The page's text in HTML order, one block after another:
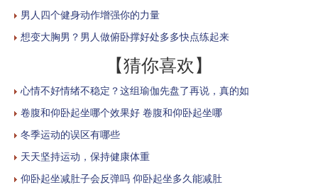
男人四个健身动作增强你的力量
想变大胸男？男人做俯卧撑好处多多快点练起来
【猜你喜欢】
心情不好情绪不稳定？这组瑜伽先盘了再说，真的如
卷腹和仰卧起坐哪个效果好 卷腹和仰卧起坐哪
冬季运动的误区有哪些
天天坚持运动，保持健康体重
仰卧起坐减肚子会反弹吗 仰卧起坐多久能减肚